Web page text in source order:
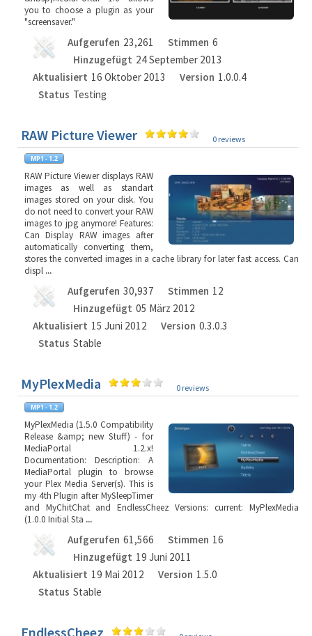
you to choose a plugin as your
"screensaver."
Aufgerufen 23,261 Stimmen 6
Hinzugefügt 24 September 2013
Aktualisiert 16 Oktober 2013 Version 1.0.0.4
Status Testing
RAW Picture Viewer 0 reviews
RAW Picture Viewer displays RAW
images as well as standart
images stored on your disk. You
do not need to convert your RAW
images to jpg anymore! Features:
Can Display RAW images after
automatically converting them,
stores the converted images in a cache library for later fast access. Can
displ ...
Aufgerufen 30,937 Stimmen 12
Hinzugefügt 05 März 2012
Aktualisiert 15 Juni 2012 Version 0.3.0.3
Status Stable
MyPlexMedia 0 reviews
MyPlexMedia (1.5.0 Compatibility
Release &amp; new Stuff) - for
MediaPortal 1.2.x!
Documentation: Description: A
MediaPortal plugin to browse
your Plex Media Server(s). This is
my 4th Plugin after MySleepTimer
and MyChitChat and EndlessCheez Versions: current: MyPlexMedia
(1.0.0 Initial Sta ...
Aufgerufen 61,566 Stimmen 16
Hinzugefügt 19 Juni 2011
Aktualisiert 19 Mai 2012 Version 1.5.0
Status Stable
EndlessCheez